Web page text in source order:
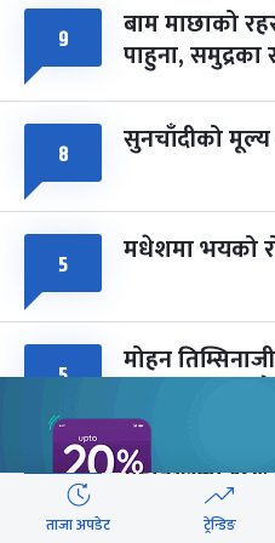
८ फागुपूर्णिमा
चैत्र ८, २०८३-Mar 22, 2027
९ बाम माछाको
पाहुना, समुद्रका
८ सुनचाँदीको
५ मधेशमा भयको
५ मोहन
५ महानगरका १८७
सकेनन् सवा ८ अर्ब
ताजा अपडेट ट्रेन्डिङ